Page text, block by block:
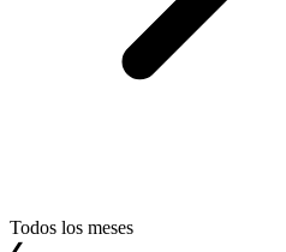
Todos los meses